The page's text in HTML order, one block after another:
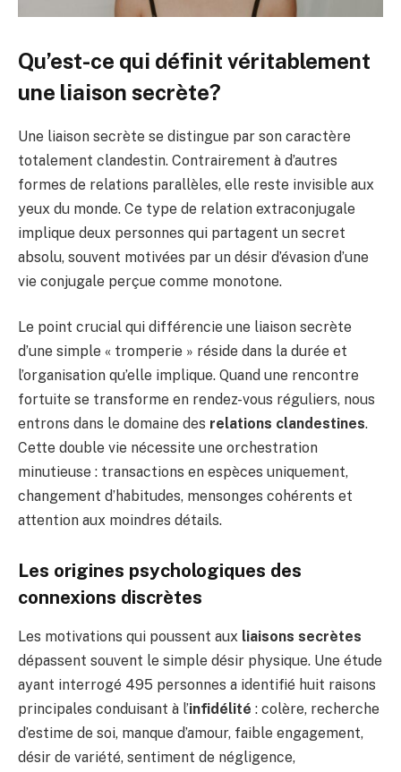
Qu’est-ce qui définit véritablement
une liaison secrète?
Une liaison secrète se distingue par son caractère
totalement clandestin. Contrairement à d’autres
formes de relations parallèles, elle reste invisible aux
yeux du monde. Ce type de relation extraconjugale
implique deux personnes qui partagent un secret
absolu, souvent motivées par un désir d’évasion d’une
vie conjugale perçue comme monotone.
Le point crucial qui différencie une liaison secrète
d’une simple « tromperie » réside dans la durée et
l’organisation qu’elle implique. Quand une rencontre
fortuite se transforme en rendez-vous réguliers, nous
entrons dans le domaine des relations clandestines.
Cette double vie nécessite une orchestration
minutieuse : transactions en espèces uniquement,
changement d’habitudes, mensonges cohérents et
attention aux moindres détails.
Les origines psychologiques des
connexions discrètes
Les motivations qui poussent aux liaisons secrètes
dépassent souvent le simple désir physique. Une étude
ayant interrogé 495 personnes a identifié huit raisons
principales conduisant à l’infidélité : colère, recherche
d’estime de soi, manque d’amour, faible engagement,
désir de variété, sentiment de négligence,